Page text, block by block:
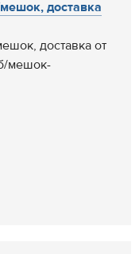
доставка
доставка от
мешок-